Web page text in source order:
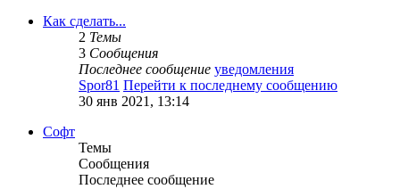
Как сделать...
2 Темы
3 Сообщения
Последнее сообщение уведомления
Spor81 Перейти к последнему сообщению
30 янв 2021, 13:14
Софт
Темы
Сообщения
Последнее сообщение